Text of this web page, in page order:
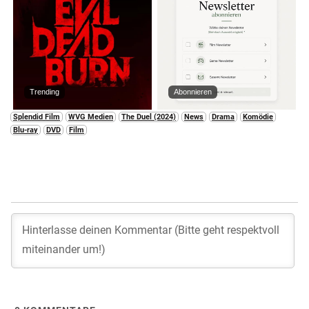
Trending Abonnieren
Splendid Film WVG Medien The Duel (2024) News Drama
Komödie
Blu-ray
DVD Film